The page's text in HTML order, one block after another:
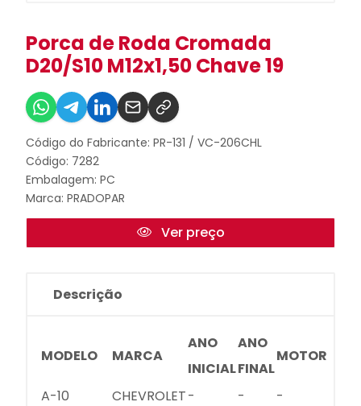
Porca de Roda Cromada
D20/S10 M12x1,50 Chave 19
Código do Fabricante: PR-131 / VC-206CHL
Código: 7282
Embalagem: PC
Marca: PRADOPAR
Ver preço
Descrição
MODELO MARCA
ANO
INICIAL
ANO
FINAL
MOTOR
A-10 CHEVROLET- -
-